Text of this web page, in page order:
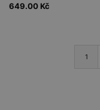
649.00 Kč
1